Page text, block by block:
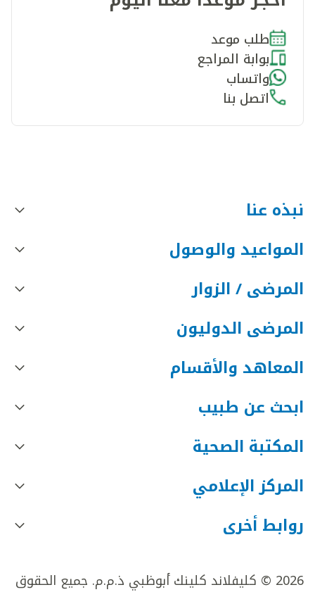
طلب موعد
بوابة المراجع
واتساب
اتصل بنا
نبذه عنا
المواعيد والوصول
المرضى / الزوار
المرضى الدوليون
المعاهد والأقسام
ابحث عن طبيب
المكتبة الصحية
المركز الإعلامي
روابط أخرى
2026 © كليفلاند كلينك أبوظبي ذ.م.م. جميع الحقوق